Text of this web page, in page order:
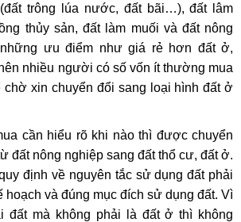
trông lúa nước, đất bãi…), đất lâm
thủy sản, đất làm muối và đất nông
ưu điểm như giá rẻ hơn đất ở,
nhiều người có số vốn ít thường mua
chờ xin chuyển đổi sang loại hình đất ở
cần hiểu rõ khi nào thì được chuyển
đất nông nghiệp sang đất thổ cư, đất ở.
định về nguyên tắc sử dụng đất phải
hoạch và đúng mục đích sử dụng đất. Vì
đất mà không phải là đất ở thì không